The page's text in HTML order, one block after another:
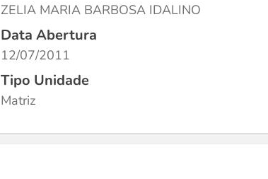
ZELIA MARIA BARBOSA IDALINO
Data Abertura
12/07/2011
Tipo Unidade
Matriz